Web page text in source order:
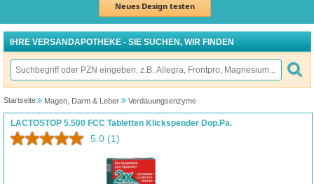
Neues Design testen
IHRE VERSANDAPOTHEKE - SIE SUCHEN, WIR FINDEN
Startseite Magen, Darm & Leber Verdauungsenzyme
LACTOSTOP 5.500 FCC Tabletten Klickspender Dop.Pa.
5.0 (1)